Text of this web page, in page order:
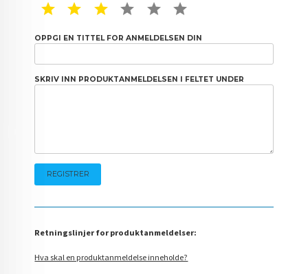
1 STAR2 STAR3 STAR4 STAR5 STAR
OPPGI EN TITTEL FOR ANMELDELSEN DIN
SKRIV INN PRODUKTANMELDELSEN I FELTET UNDER
Retningslinjer for produktanmeldelser:
Hva skal en produktanmeldelse inneholde?